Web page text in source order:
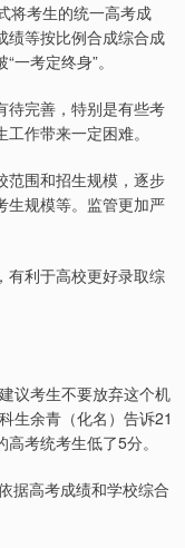
将考生的统一高考成
绩等按比例合成综合成
考定终身”。
待完善，特别是有些考
作带来一定困难。
范围和招生规模，逐步
生规模等。监管更加严
有利于高校更好录取综
议考生不要放弃这个机
生余青（化名）告诉21
考统考生低了5分。
据高考成绩和学校综合